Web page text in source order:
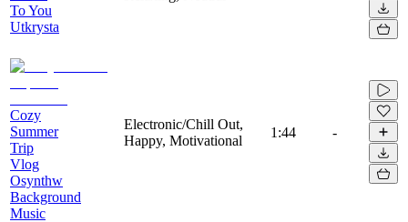
To You
Utkrysta
Cozy
Summer
Trip
Vlog
Osynthw
Background
Music
Electronic/Chill Out,
Happy, Motivational
1:44 -